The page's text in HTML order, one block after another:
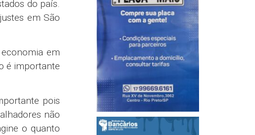
do país.
em São
em
é importante
pois
não
o quanto